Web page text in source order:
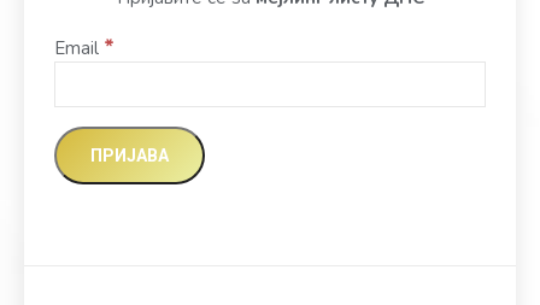
Email *